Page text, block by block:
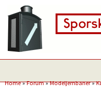
Home»Forum»Modeljernbaner»